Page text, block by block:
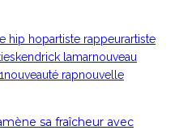
hip hopartiste rappeurartiste
kendrick lamarnouveau
nouveauté rapnouvelle
sa fraîcheur avec